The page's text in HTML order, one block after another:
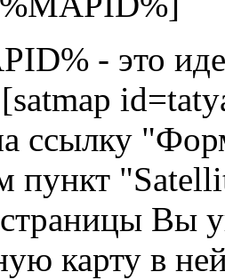
- это
ссылку
пункт
Вы
карту в